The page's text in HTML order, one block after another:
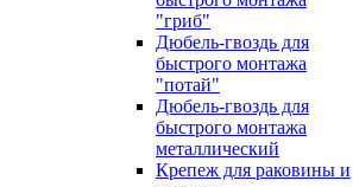
"гриб"
Дюбель-гвоздь для
быстрого монтажа
"потай"
Дюбель-гвоздь для
быстрого монтажа
металлический
Крепеж для раковины и